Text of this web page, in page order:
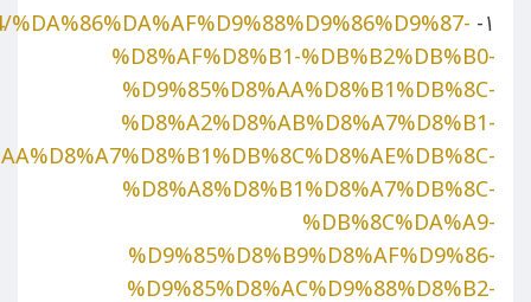
۱-
%D8%AF%D8%B1-%DB%B2%DB%B0-
%D9%85%D8%AA%D8%B1%DB%8C-
%D8%A2%D8%AB%D8%A7%D8%B1-
%D8%A8%D8%B1%D8%A7%DB%8C-
%DB%8C%DA%A9-
%D9%85%D8%B9%D8%AF%D9%86-
%D9%85%D8%AC%D9%88%D8%B2-